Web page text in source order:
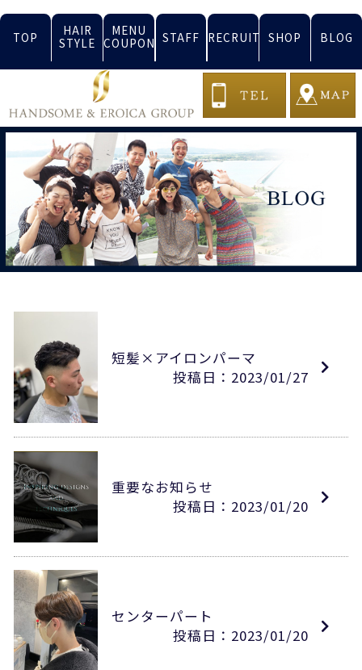
TOP
HAIR
STYLE
MENU
COUPON STAFF RECRUIT SHOP BLOG
短髪×アイロンパーマ
投稿日：2023/01/27
重要なお知らせ
投稿日：2023/01/20
センターパート
投稿日：2023/01/20